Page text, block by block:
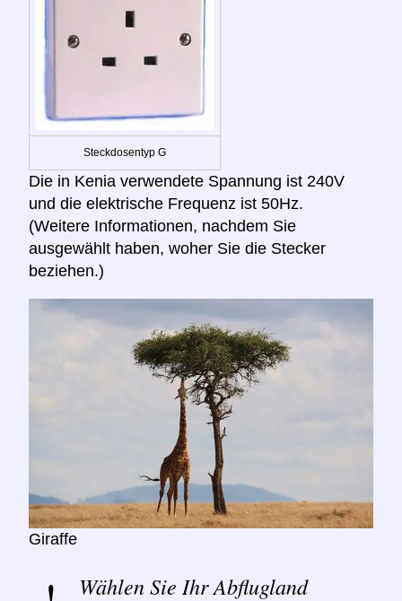
Steckdosentyp G
Die in Kenia verwendete Spannung ist 240V
und die elektrische Frequenz ist 50Hz.
(Weitere Informationen, nachdem Sie
ausgewählt haben, woher Sie die Stecker
beziehen.)
Giraffe
Wählen Sie Ihr Abflugland